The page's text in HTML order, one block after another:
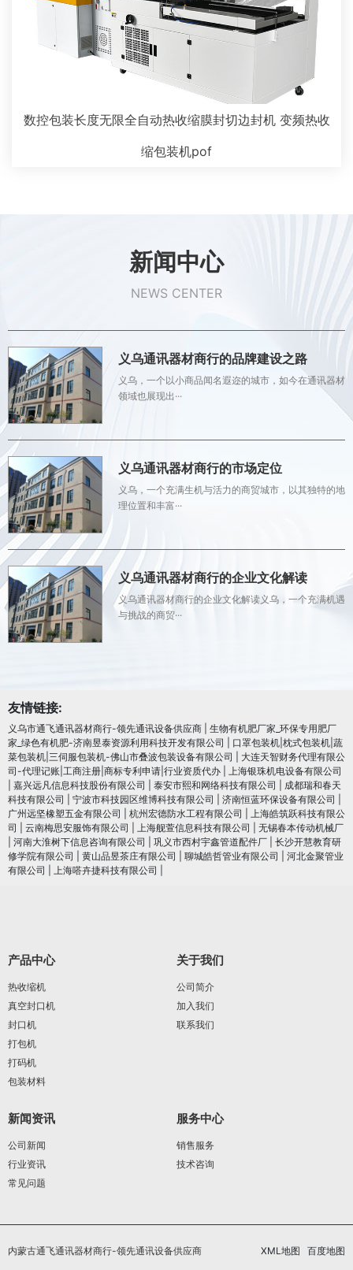
数控包装长度无限全自动热收缩膜封切边封机 变频热收
缩包装机pof
新闻中心
NEWS CENTER
义乌通讯器材商行的品牌建设之路
义乌，一个以小商品闻名遐迩的城市，如今在通讯器材
领域也展现出···
义乌通讯器材商行的市场定位
义乌，一个充满生机与活力的商贸城市，以其独特的地
理位置和丰富···
义乌通讯器材商行的企业文化解读
义乌通讯器材商行的企业文化解读义乌，一个充满机遇
与挑战的商贸···
友情链接:
义乌市通飞通讯器材商行-领先通讯设备供应商
生物有机肥厂家_环保专用肥厂
家_绿色有机肥-济南昱泰资源利用科技开发有限公司
口罩包装机|枕式包装机|蔬
菜包装机|三伺服包装机-佛山市叠波包装设备有限公司
大连天智财务代理有限公
司-代理记账|工商注册|商标专利申请|行业资质代办
上海银珠机电设备有限公司
嘉兴远凡信息科技股份有限公司 泰安市熙和网络科技有限公司
成都瑞和春天
科技有限公司
宁波市科技园区维博科技有限公司 济南恒蓝环保设备有限公司
广州远坚橡塑五金有限公司
杭州宏德防水工程有限公司
上海皓筑跃科技有限公
司
云南梅思安服饰有限公司 上海舰萱信息科技有限公司
无锡春本传动机械厂
河南大淮树下信息咨询有限公司 巩义市西村宇鑫管道配件厂
长沙开慧教育研
修学院有限公司
黄山品昱茶庄有限公司 聊城皓哲管业有限公司
河北金聚管业
有限公司
上海嗒卉捷科技有限公司
产品中心
热收缩机
真空封口机
封口机
打包机
打码机
包装材料
关于我们
公司简介
加入我们
联系我们
新闻资讯
公司新闻
行业资讯
常见问题
服务中心
销售服务
技术咨询
内蒙古通飞通讯器材商行-领先通讯设备供应商 XML地图 百度地图